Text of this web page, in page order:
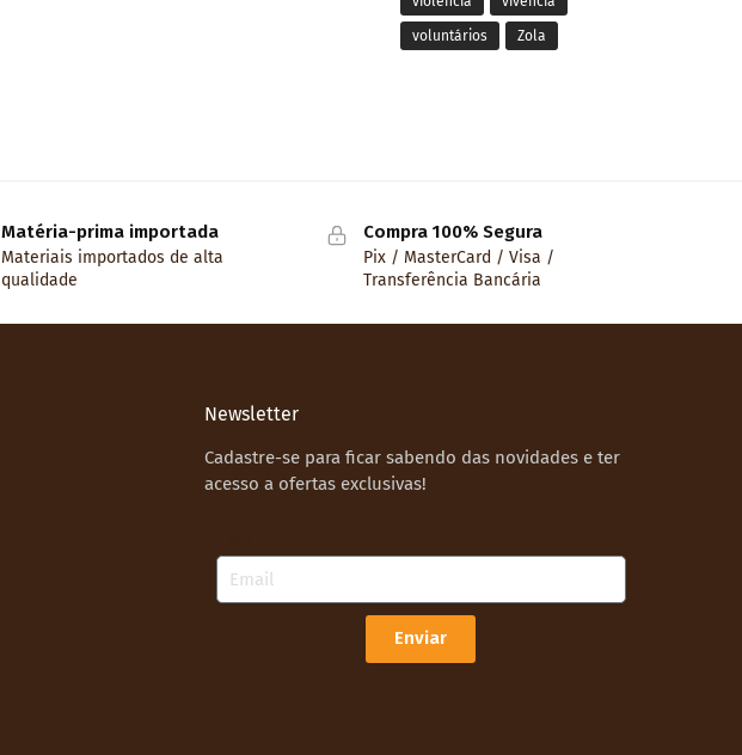
voluntários Zola
Matéria-prima importada
Materiais importados de alta
qualidade
Compra 100% Segura
Pix / MasterCard / Visa /
Transferência Bancária
Newsletter
Cadastre-se para ficar sabendo das novidades e ter
acesso a ofertas exclusivas!
Enviar